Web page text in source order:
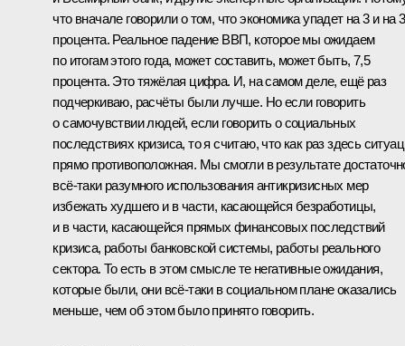
что вначале говорили о том, что экономика упадет на 3 и на
процента. Реальное падение ВВП, которое мы ожидаем
по итогам этого года, может составить, может быть, 7,5
процента. Это тяжёлая цифра. И, на самом деле, ещё раз
подчеркиваю, расчёты были лучше. Но если говорить
о самочувствии людей, если говорить о социальных
последствиях кризиса, то я считаю, что как раз здесь
прямо противоположная. Мы смогли в результате
всё‑таки разумного использования антикризисных мер
избежать худшего и в части, касающейся безработицы,
и в части, касающейся прямых финансовых последствий
кризиса, работы банковской системы, работы реального
сектора. То есть в этом смысле те негативные ожидания,
которые были, они всё‑таки в социальном плане оказались
меньше, чем об этом было принято говорить.